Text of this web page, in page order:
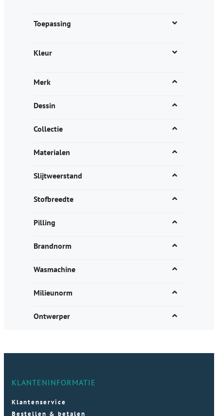
Toepassing
Kleur
Merk
Dessin
Collectie
Materialen
Slijtweerstand
Stofbreedte
Pilling
Brandnorm
Wasmachine
Milieunorm
Ontwerper
KLANTENINFORMATIE
Klantenservice
Bestellen & betalen